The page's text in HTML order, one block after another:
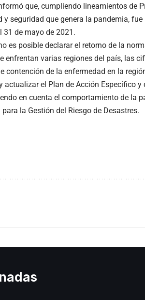
que, cumpliendo lineamientos de
y seguridad que genera la pandemia,
31 de mayo de 2021.
es posible declarar el retorno de la
enfrentan varias regiones del país, las
contención de la enfermedad en la
actualizar el Plan de Acción Específico
en cuenta el comportamiento de la
la Gestión del Riesgo de Desastres.